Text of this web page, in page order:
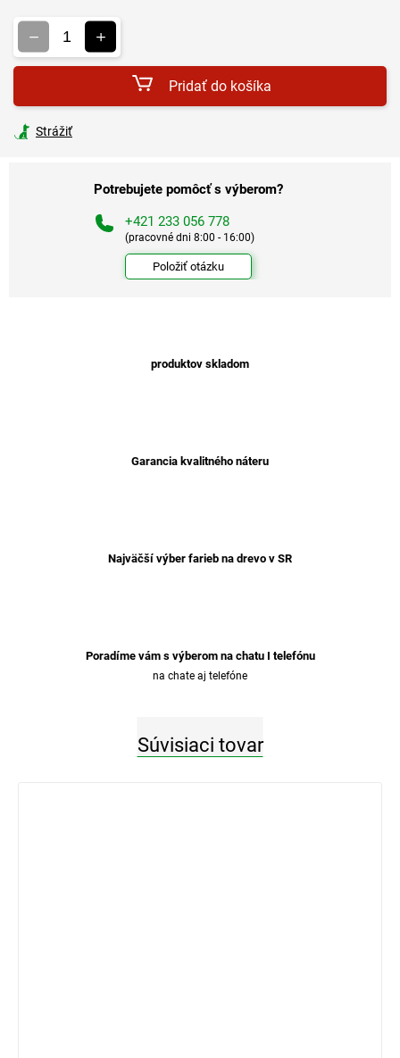
Pridať do košíka
Strážiť
Potrebujete pomôcť s výberom?
+421 233 056 778
(pracovné dni 8:00 - 16:00)
Položiť otázku
produktov skladom
Garancia kvalitného náteru
Najväčší výber farieb na drevo v SR
Poradíme vám s výberom na chatu I telefónu
na chate aj telefóne
Súvisiaci tovar